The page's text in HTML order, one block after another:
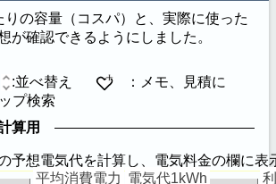
りの容量（コスパ）と、実際に使った
が確認できるようにしました。
:並べ替え
：メモ、見積に
プ検索
算用
予想電気代を計算し、電気料金の欄に表
平均消費電力 電気代1kWh